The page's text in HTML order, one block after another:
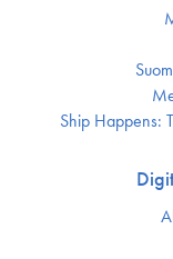
Ship Happens: